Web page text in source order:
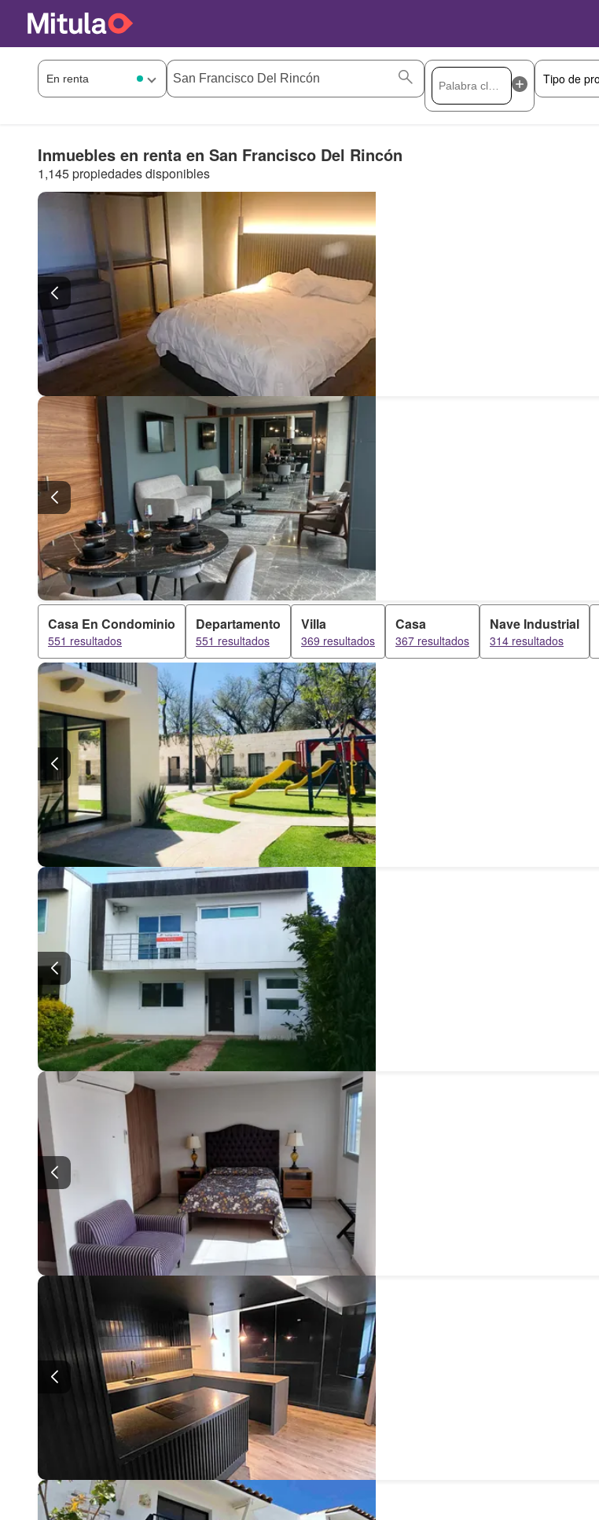
Inmuebles en renta en San Francisco Del Rincón
1,145 propiedades disponibles
Casa En Condominio
551 resultados
Departamento
551 resultados
Villa
369 resultados
Casa
367 resultados
Nave Industrial
314 resultados